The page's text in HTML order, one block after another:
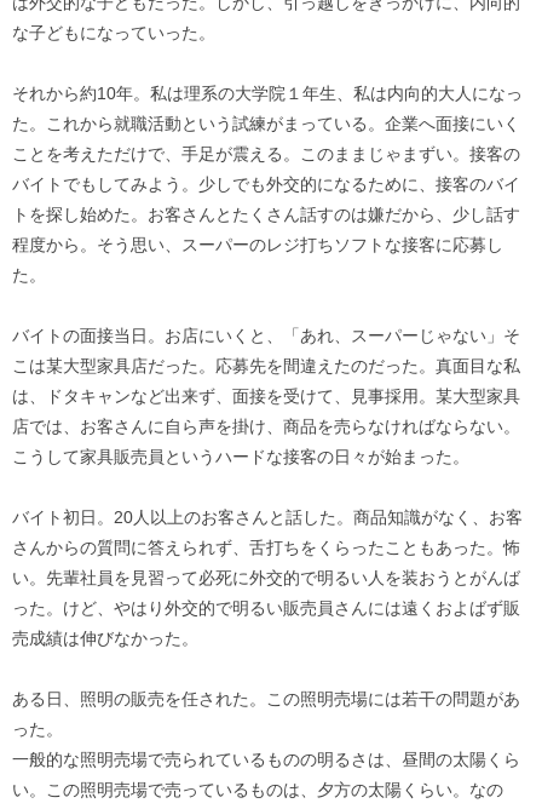
な子どもになっていった。
それから約10年。私は理系の大学院１年生、私は内向的大人になっ
た。これから就職活動という試練がまっている。企業へ面接にいく
ことを考えただけで、手足が震える。このままじゃまずい。接客の
バイトでもしてみよう。少しでも外交的になるために、接客のバイ
トを探し始めた。お客さんとたくさん話すのは嫌だから、少し話す
程度から。そう思い、スーパーのレジ打ちソフトな接客に応募し
た。
バイトの面接当日。お店にいくと、「あれ、スーパーじゃない」そ
こは某大型家具店だった。応募先を間違えたのだった。真面目な私
は、ドタキャンなど出来ず、面接を受けて、見事採用。某大型家具
店では、お客さんに自ら声を掛け、商品を売らなければならない。
こうして家具販売員というハードな接客の日々が始まった。
バイト初日。20人以上のお客さんと話した。商品知識がなく、お客
さんからの質問に答えられず、舌打ちをくらったこともあった。怖
い。先輩社員を見習って必死に外交的で明るい人を装おうとがんば
った。けど、やはり外交的で明るい販売員さんには遠くおよばず販
売成績は伸びなかった。
ある日、照明の販売を任された。この照明売場には若干の問題があ
った。
一般的な照明売場で売られているものの明るさは、昼間の太陽くら
い。この照明売場で売っているものは、夕方の太陽くらい。なの